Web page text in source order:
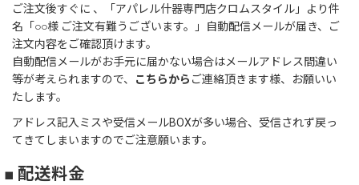
ご注文後すぐに 、「アパレル什器専門店クロムスタイル」より件
名「○○様 ご注文有難うございます。」自動配信メールが届き、ご
注文内容をご確認頂けます。
自動配信メールがお手元に届かない場合はメールアドレス間違い
等が考えられますので、
こちらから ご連絡頂きます様、お願いい
たします。
アドレス記入ミスや受信メールBOXが多い場合、受信されず戻っ
てきてしまいますのでご注意願います。
■ 配送料金